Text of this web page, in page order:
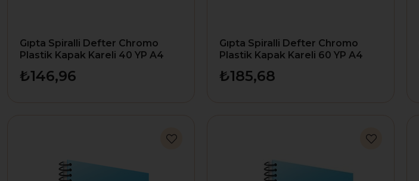
Gıpta Spiralli Defter Chromo
Plastik Kapak Kareli 40 YP A4
₺146,96
Gıpta Spiralli Defter Chromo
Plastik Kapak Kareli 60 YP A4
₺185,68